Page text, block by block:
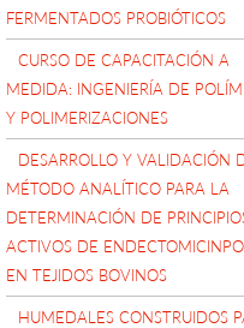
FERMENTADOS PROBIÓTICOS
CURSO DE CAPACITACIÓN A
MEDIDA: INGENIERÍA DE
Y POLIMERIZACIONES
DESARROLLO Y VALIDACIÓN
MÉTODO ANALÍTICO PARA LA
DETERMINACIÓN DE
ACTIVOS DE
EN TEJIDOS BOVINOS
HUMEDALES CONSTRUIDOS